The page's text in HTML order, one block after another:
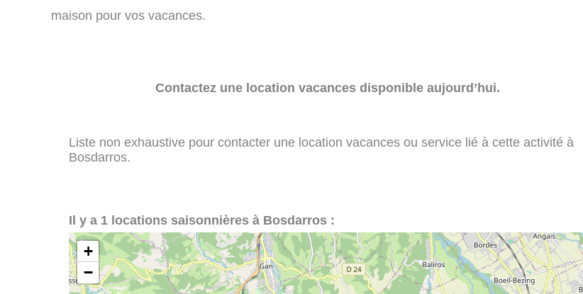
maison pour vos vacances.
Contactez une location vacances disponible aujourd’hui.
Liste non exhaustive pour contacter une location vacances ou service lié à cette activité à
Bosdarros.
Il y a 1 locations saisonnières à Bosdarros :
+
−